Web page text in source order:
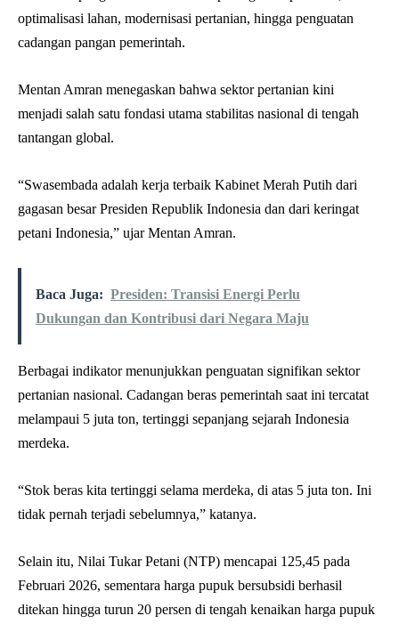
optimalisasi lahan, modernisasi pertanian, hingga penguatan
cadangan pangan pemerintah.
Mentan Amran menegaskan bahwa sektor pertanian kini
menjadi salah satu fondasi utama stabilitas nasional di tengah
tantangan global.
“Swasembada adalah kerja terbaik Kabinet Merah Putih dari
gagasan besar Presiden Republik Indonesia dan dari keringat
petani Indonesia,” ujar Mentan Amran.
Baca Juga: Presiden: Transisi Energi Perlu
Dukungan dan Kontribusi dari Negara Maju
Berbagai indikator menunjukkan penguatan signifikan sektor
pertanian nasional. Cadangan beras pemerintah saat ini tercatat
melampaui 5 juta ton, tertinggi sepanjang sejarah Indonesia
merdeka.
“Stok beras kita tertinggi selama merdeka, di atas 5 juta ton. Ini
tidak pernah terjadi sebelumnya,” katanya.
Selain itu, Nilai Tukar Petani (NTP) mencapai 125,45 pada
Februari 2026, sementara harga pupuk bersubsidi berhasil
ditekan hingga turun 20 persen di tengah kenaikan harga pupuk